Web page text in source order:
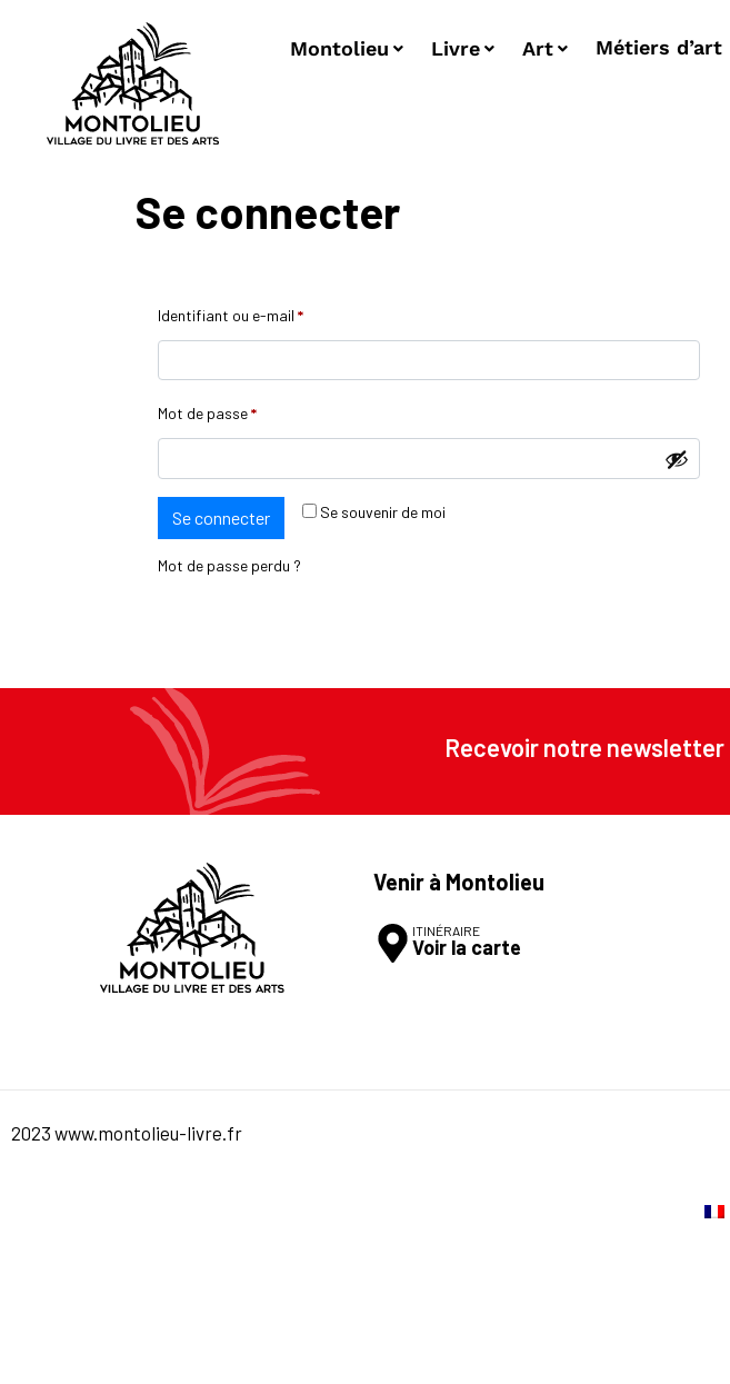
Montolieu Livre Art Métiers d’art
Se connecter
Identifiant ou e-mail *
Mot de passe*
Se souvenir de moi
Se connecter
Mot de passe perdu ?
Recevoir notre newsletter
Venir à Montolieu
ITINÉRAIRE
Voir la carte
2023 www.montolieu-livre.fr